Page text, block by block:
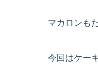
マカロンも
今回はケー